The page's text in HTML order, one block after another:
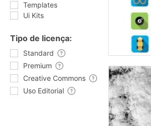
Templates
Ui Kits
Tipo de licença:
Standard
Premium
Creative Commons
Uso Editorial